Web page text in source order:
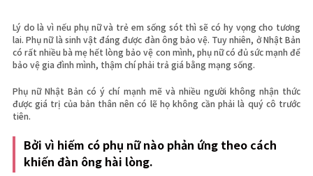
Lý do là vì nếu phụ nữ và trẻ em sống sót thì sẽ có hy vọng cho tương
lai. Phụ nữ là sinh vật đáng được đàn ông bảo vệ. Tuy nhiên, ở Nhật Bản
có rất nhiều bà mẹ hết lòng bảo vệ con mình, phụ nữ có đủ sức mạnh để
bảo vệ gia đình mình, thậm chí phải trả giá bằng mạng sống.
Phụ nữ Nhật Bản có ý chí mạnh mẽ và nhiều người không nhận thức
được giá trị của bản thân nên có lẽ họ không cần phải là quý cô trước
tiên.
Bởi vì hiếm có phụ nữ nào phản ứng theo cách
khiến đàn ông hài lòng.